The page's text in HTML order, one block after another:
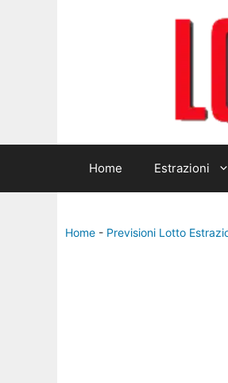
Home Estrazioni
Home - Previsioni Lotto